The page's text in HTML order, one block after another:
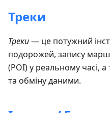
Треки
Треки— це потужний
подорожей, запису
(POI) у реальному часі,
та обміну даними.